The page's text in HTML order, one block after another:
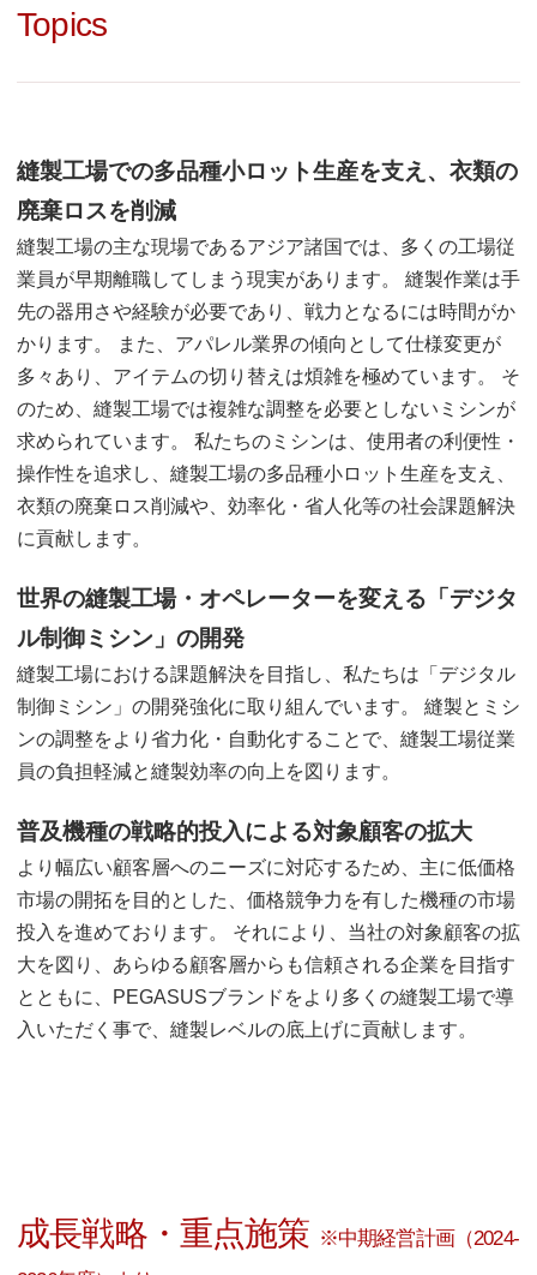
Topics
縫製工場での多品種小ロット生産を支え、衣類の
廃棄ロスを削減
縫製工場の主な現場であるアジア諸国では、多くの工場従
業員が早期離職してしまう現実があります。 縫製作業は手
先の器用さや経験が必要であり、戦力となるには時間がか
かります。 また、アパレル業界の傾向として仕様変更が
多々あり、アイテムの切り替えは煩雑を極めています。 そ
のため、縫製工場では複雑な調整を必要としないミシンが
求められています。 私たちのミシンは、使用者の利便性・
操作性を追求し、縫製工場の多品種小ロット生産を支え、
衣類の廃棄ロス削減や、効率化・省人化等の社会課題解決
に貢献します。
世界の縫製工場・オペレーターを変える「デジタ
ル制御ミシン」の開発
縫製工場における課題解決を目指し、私たちは「デジタル
制御ミシン」の開発強化に取り組んでいます。 縫製とミシ
ンの調整をより省力化・自動化することで、縫製工場従業
員の負担軽減と縫製効率の向上を図ります。
普及機種の戦略的投入による対象顧客の拡大
より幅広い顧客層へのニーズに対応するため、主に低価格
市場の開拓を目的とした、価格競争力を有した機種の市場
投入を進めております。 それにより、当社の対象顧客の拡
大を図り、あらゆる顧客層からも信頼される企業を目指す
とともに、PEGASUSブランドをより多くの縫製工場で導
入いただく事で、縫製レベルの底上げに貢献します。
成長戦略・重点施策 ※中期経営計画（2024-